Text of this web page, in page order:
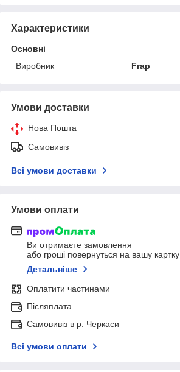
Характеристики
Основні
Виробник
Frap
Умови доставки
Нова Пошта
Самовивіз
Всі умови доставки
Умови оплати
Ви отримаєте замовлення
або гроші повернуться на вашу картку
Детальніше
Оплатити частинами
Післяплата
Самовивіз в р. Черкаси
Всі умови оплати